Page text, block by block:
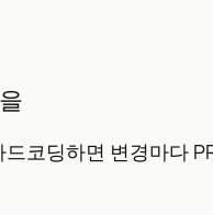
코딩하면 변경마다